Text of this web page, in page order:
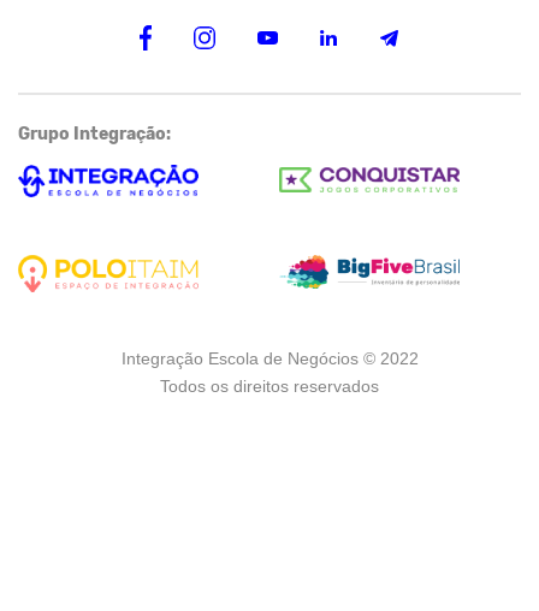
Grupo Integração:
Integração Escola de Negócios © 2022
Todos os direitos reservados